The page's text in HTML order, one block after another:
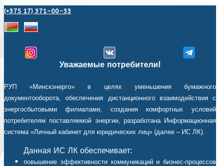
(+375 17) 371-00-33
Уважаемые потребители!
РУП «Минскэнерго» в целях уменьшения бумажного
документооборота, обеспечения дистанционного взаимодействия с
энергосбытовыми филиалами, создания комфортных условий
потребителям поставляемой энергии, разработана Информационная
система «Личный кабинет для юридических лиц» (далее – ИС ЛК).
Данная ИС ЛК обеспечивает:
повышение эффективности коммуникаций и бизнес-процессов